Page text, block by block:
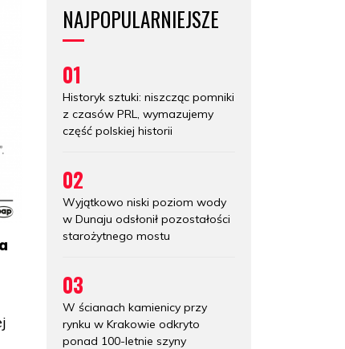
NAJPOPULARNIEJSZE
01
Historyk sztuki: niszcząc pomniki
z czasów PRL, wymazujemy
część polskiej historii
02
Wyjątkowo niski poziom wody
w Dunaju odsłonił pozostałości
starożytnego mostu
03
W ścianach kamienicy przy
rynku w Krakowie odkryto
ponad 100-letnie szyny